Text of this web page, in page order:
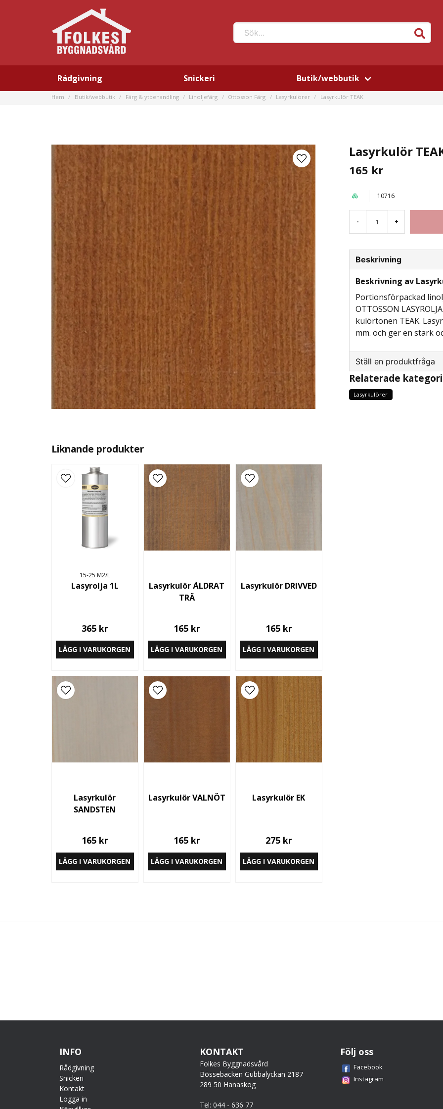
Sök...
Rådgivning Snickeri Butik/webbutik
Hem Butik/webbutik Färg & ytbehandling Linoljefärg Ottosson Färg Lasyrkulörer Lasyrkulör TEAK
Lasyrkulör
165 kr
10716
- +
Beskrivning
Beskrivning av
Portionsförpackad
OTTOSSON
kulörtonen TEAK.
mm. och ger en stark
Ställ en produktfråga
question
Fråga oss något om
Relaterade
Lasyrkulörer
Liknande produkter
15-25 M2/L
Lasyrolja 1L
365 kr
LÄGG I VARUKORGEN
Lasyrkulör ÅLDRAT
TRÄ
165 kr
LÄGG I VARUKORGEN
Lasyrkulör DRIVVED
165 kr
LÄGG I VARUKORGEN
Lasyrkulör
SANDSTEN
165 kr
LÄGG I VARUKORGEN
Lasyrkulör VALNÖT
165 kr
LÄGG I VARUKORGEN
Lasyrkulör EK
275 kr
LÄGG I VARUKORGEN
INFO
Rådgivning
Snickeri
Kontakt
Logga in
KONTAKT
Folkes Byggnadsvård
Bössebacken Gubbalyckan 2187
289 50 Hanaskog
Tel: 044 - 636 77
Följ oss
Facebook
Instagram